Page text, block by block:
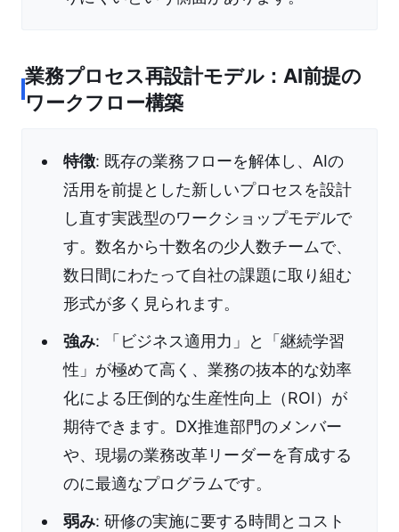
業務プロセス再設計モデル：AI前提の
ワークフロー構築
特徴: 既存の業務フローを解体し、AIの
活用を前提とした新しいプロセスを設計
し直す実践型のワークショップモデルで
す。数名から十数名の少人数チームで、
数日間にわたって自社の課題に取り組む
形式が多く見られます。
強み: 「ビジネス適用力」と「継続学習
性」が極めて高く、業務の抜本的な効率
化による圧倒的な生産性向上（ROI）が
期待できます。DX推進部門のメンバー
や、現場の業務改革リーダーを育成する
のに最適なプログラムです。
弱み: 研修の実施に要する時間とコスト